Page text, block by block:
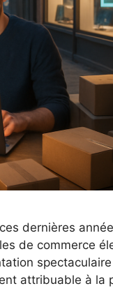
dernières
de commerce
attribuable à la